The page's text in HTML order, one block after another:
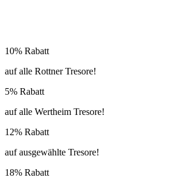
10% Rabatt
auf alle Rottner Tresore!
5% Rabatt
auf alle Wertheim Tresore!
12% Rabatt
auf ausgewählte Tresore!
18% Rabatt